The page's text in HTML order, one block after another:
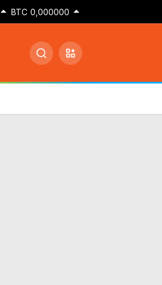
BTC 0,000000